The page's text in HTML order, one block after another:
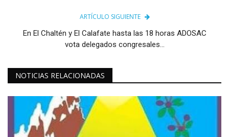
ARTÍCULO SIGUIENTE
En El Chaltén y El Calafate hasta las 18 horas ADOSAC
vota delegados congresales...
NOTICIAS RELACIONADAS